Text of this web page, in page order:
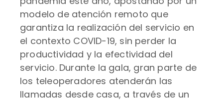
modelo de atención remoto que
garantiza la realización del servicio en
el contexto COVID-19, sin perder la
productividad y la efectividad del
servicio. Durante la gala, gran parte de
los teleoperadores atenderán las
llamadas desde casa, a través de un